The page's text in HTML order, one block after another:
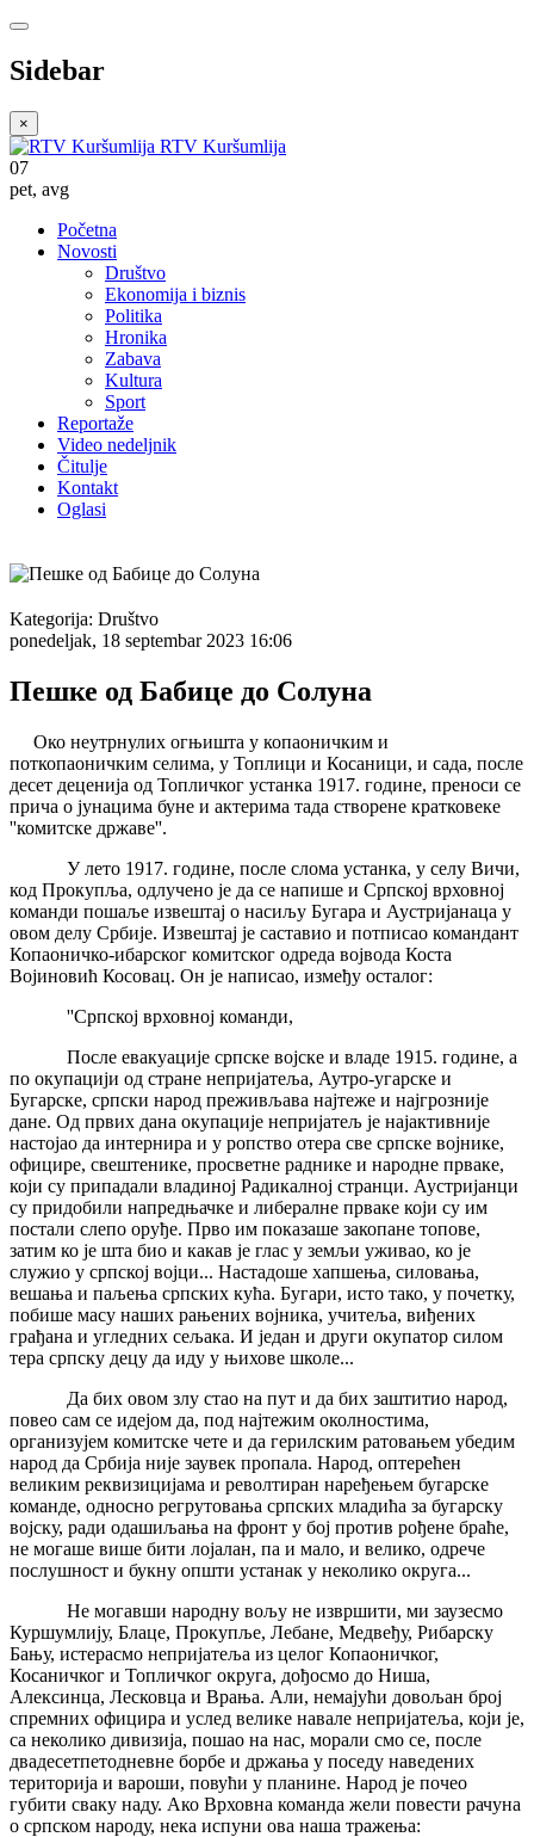
Sidebar
×
RTV Kuršumlija
07
pet, avg
Početna
Novosti
Društvo
Ekonomija i biznis
Politika
Hronika
Zabava
Kultura
Sport
Reportaže
Video nedeljnik
Čitulje
Kontakt
Oglasi
Kategorija: Društvo
ponedeljak, 18 septembar 2023 16:06
Пешке од Бабице до Солуна
Око неутрнулих огњишта у копаоничким и
поткопаоничким селима, у Топлици и Косаници, и сада, после
десет деценија од Топличког устанка 1917. године, преноси се
прича о јунацима буне и актерима тада створене кратковеке
''комитске државе''.
У лето 1917. године, после слома устанка, у селу Вичи,
код Прокупља, одлучено је да се напише и Српској врховној
команди пошаље извештај о насиљу Бугара и Аустријанаца у
овом делу Србије. Извештај је саставио и потписао командант
Копаоничко-ибарског комитског одреда војвода Коста
Војиновић Косовац. Он је написао, између осталог:
''Српској врховној команди,
После евакуације српске војске и владе 1915. године, а
по окупацији од стране непријатеља, Аутро-угарске и
Бугарске, српски народ преживљава најтеже и најгрозније
дане. Од првих дана окупације непријатељ је најактивније
настојао да интернира и у ропство отера све српске војнике,
официре, свештенике, просветне раднике и народне прваке,
који су припадали владиној Радикалној странци. Аустријанци
су придобили напредњачке и либералне прваке који су им
постали слепо оруђе. Прво им показаше закопане топове,
затим ко је шта био и какав је глас у земљи уживао, ко је
служио у српској војци... Настадоше хапшења, силовања,
вешања и паљења српских кућа. Бугари, исто тако, у почетку,
побише масу наших рањених војника, учитеља, виђених
грађана и угледних сељака. И један и други окупатор силом
тера српску децу да иду у њихове школе...
Да бих овом злу стао на пут и да бих заштитио народ,
повео сам се идејом да, под најтежим околностима,
организујем комитске чете и да герилским ратовањем убедим
народ да Србија није заувек пропала. Народ, оптерећен
великим реквизицијама и револтиран наређењем бугарске
команде, односно регрутовања српских младића за бугарску
војску, ради одашиљања на фронт у бој против рођене браће,
не могаше више бити лојалан, па и мало, и велико, одрече
послушност и букну општи устанак у неколико округа...
Не могавши народну вољу не извршити, ми заузесмо
Куршумлију, Блаце, Прокупље, Лебане, Медвеђу, Рибарску
Бању, истерасмо непријатеља из целог Копаоничког,
Косаничког и Топличког округа, дођосмо до Ниша,
Алексинца, Лесковца и Врања. Али, немајући довољан број
спремних официра и услед велике навале непријатеља, који је,
са неколико дивизија, пошао на нас, морали смо се, после
двадесетпетодневне борбе и држања у поседу наведених
територија и вароши, повући у планине. Народ је почео
губити сваку наду. Ако Врховна команда жели повести рачуна
о српском народу, нека испуни ова наша тражења: